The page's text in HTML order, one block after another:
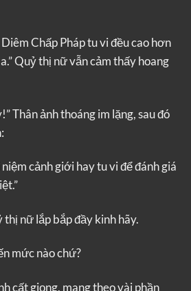
Chấp Pháp tu vi đều cao hơn
Quỷ thị nữ vẫn cảm thấy hoang
Thân ảnh thoáng im lặng, sau đó
cảnh giới hay tu vi để đánh giá
thị nữ lắp bắp đầy kinh hãy.
mức nào chứ?
cất giọng, mang theo vài phần